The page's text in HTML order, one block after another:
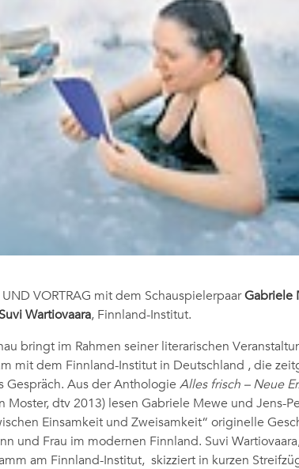
UND VORTRAG mit dem SchauspielerpaarGabriele
Suvi Wartiovaara, Finnland-Institut.
bringt im Rahmen seiner literarischen
mit dem Finnland-Institut in Deutschland , die
Gespräch. Aus der Anthologie Alles frisch – Neue
Moster, dtv 2013) lesen Gabriele Mewe und Jens-
Einsamkeit und Zweisamkeit“ originelle
und Frau im modernen Finnland. Suvi
am Finnland-Institut, skizziert in kurzen